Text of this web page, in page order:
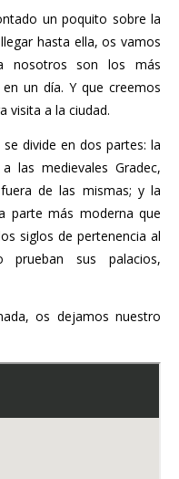
un poquito sobre la
hasta ella, os vamos
nosotros son los más
un día. Y que creemos
visita a la ciudad.
divide en dos partes: la
las medievales Gradec,
de las mismas; y la
parte más moderna que
siglos de pertenencia al
prueban sus palacios,
os dejamos nuestro